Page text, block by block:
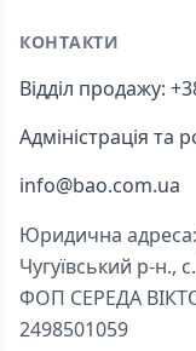
КОНТАКТИ
Відділ продажу:
Адміністрація та
info@bao.com.ua
Юридична адреса:
Чугуївський р-н.,
ФОП СЕРЕДА
2498501059